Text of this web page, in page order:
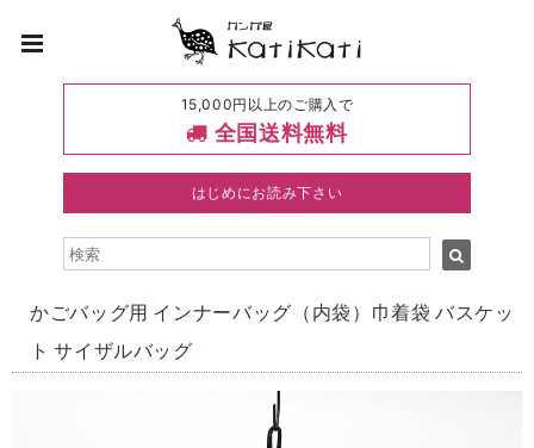
15,000円以上のご購入で
全国送料無料
はじめにお読み下さい
かごバッグ用 インナーバッグ（内袋）巾着袋 バスケッ
ト サイザルバッグ